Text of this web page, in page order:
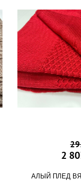
2
АЛЫЙ ПЛЕД